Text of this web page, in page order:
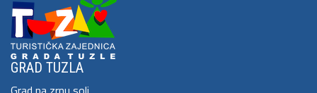
GRAD TUZLA